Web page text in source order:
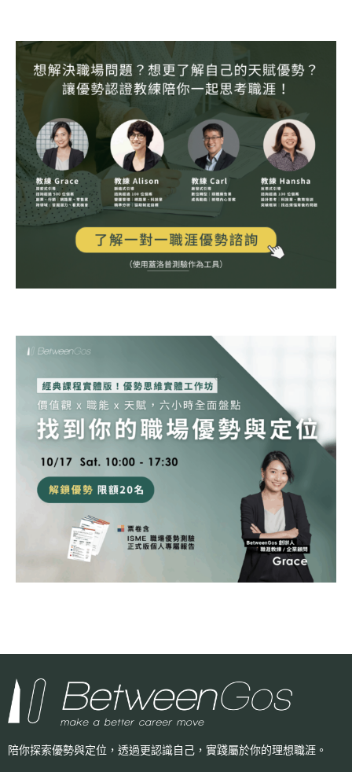
陪你探索優勢與定位，透過更認識自己， 實踐屬於你的理想職涯。